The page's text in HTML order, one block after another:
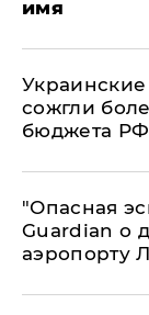
имя
сожгли
бюджета РФ
"Опасная
Guardian о
аэропорту